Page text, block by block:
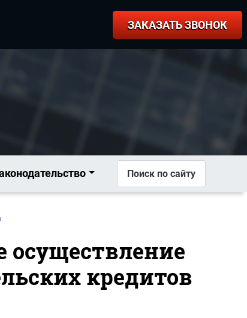
ЗАКАЗАТЬ ЗВОНОК
Поиск по сайту
осуществление
кредитов